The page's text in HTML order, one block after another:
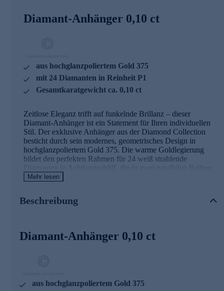
Diamant-Anhänger 0,10 ct
aus hochglanzpoliertem Gold 375
mit 24 Diamanten in Reinheit P1
Gesamtkaratgewicht ca. 0,10 ct
Zeitlose Eleganz trifft auf funkelnde Brillanz – dieser
Diamant-Anhänger ist ein Statement für Ihren individuellen
Stil. Der exklusive Anhänger aus der Diamond Collection
besticht durch sein modernes, geometrisches Design in
hochglanzpoliertem Gold 375. Die warme Goldlegierung
bildet den perfekten Rahmen für 24 weiß strahlende
Diamanten in Achtkantschliff, die in zwei parallelen Reihen
in Krappenfassungen eingefasst sind. Mit einer Reinheit von
jedem Lichteinfall. Die teilweise rhodinierte Verarbeitung
Das mitgelieferte Diamond Collection Zertifikat bestätigt
zudem die exzellente Beschaffenheit der Edelsteine. Was die
Kompromisse ein. Aus diesem Grund werden unsere
des Lieferanten strengsten Prüfprozessen unterzogen. Unter
anderem beinhalten unsere Prüfprozesse Prüfungen auf
Mehr lesen
Beschreibung
Diamant-Anhänger 0,10 ct
aus hochglanzpoliertem Gold 375